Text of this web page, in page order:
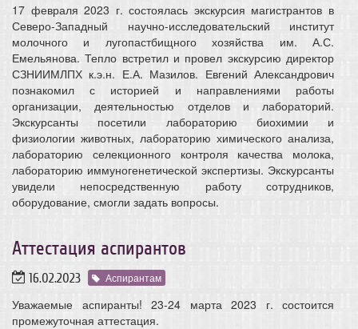
17 февраля 2023 г. состоялась экскурсия магистрантов в
Северо-Западный научно-исследовательский институт
молочного и лугопастбищного хозяйства им. А.С.
Емельянова. Тепло встретил и провел экскурсию директор
СЗНИИМЛПХ к.э.н. Е.А. Мазилов. Евгений Александрович
познакомил с историей и направлениями работы
организации, деятельностью отделов и лабораторий.
Экскурсанты посетили лабораторию биохимии и
физиологии животных, лабораторию химического анализа,
лабораторию селекционного контроля качества молока,
лабораторию иммуногенетической экспертизы. Экскурсанты
увидели непосредственную работу сотрудников,
оборудование, смогли задать вопросы.
Аттестация аспирантов
16.02.2023 Аспирантам
Уважаемые аспиранты! 23-24 марта 2023 г. состоится
промежуточная аттестация.